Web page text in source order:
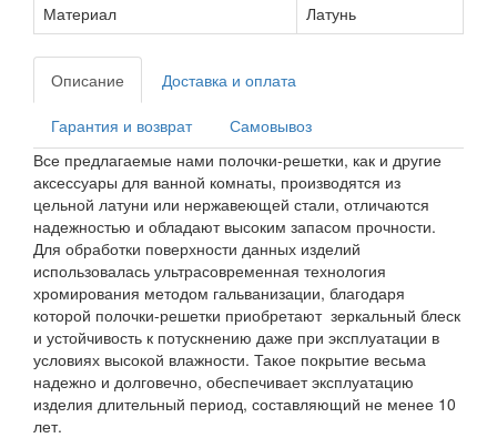
Материал
Латунь
Описание Доставка и оплата
Гарантия и возврат
Самовывоз
Все предлагаемые нами полочки-решетки, как и другие
аксессуары для ванной комнаты, производятся из
цельной латуни или нержавеющей стали, отличаются
надежностью и обладают высоким запасом прочности.
Для обработки поверхности данных изделий
использовалась ультрасовременная технология
хромирования методом гальванизации, благодаря
которой полочки-решетки приобретают зеркальный блеск
и устойчивость к потускнению даже при эксплуатации в
условиях высокой влажности. Такое покрытие весьма
надежно и долговечно, обеспечивает эксплуатацию
изделия длительный период, составляющий не менее 10
лет.